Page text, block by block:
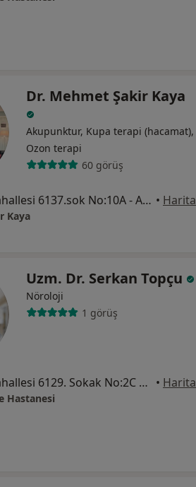
Dr. Mehmet Şakir Kaya
Akupunktur, Kupa terapi (hacamat),
Ozon terapi
60 görüş
Şenevler Mahallesi 6137.sok No:10A - A blok, Şanlıurfa • Harita
Kaya
Uzm. Dr. Serkan Topçu
Nöroloji
1 görüş
Şenevler Mahallesi 6129. Sokak No:2C Karaköprü, Şanlıurfa • Harita
Hastanesi